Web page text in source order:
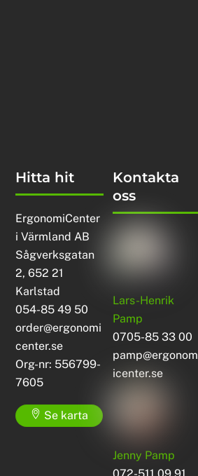
Hitta hit
ErgonomiCenter
i Värmland AB
Sågverksgatan
2, 652 21
Karlstad
054-85 49 50
order@ergonomi
center.se
Org-nr: 556799-
7605
Se karta
Kontakta
oss
Lars-Henrik
Pamp
0705-85 33 00
pamp@ergonom
icenter.se
Jenny Pamp